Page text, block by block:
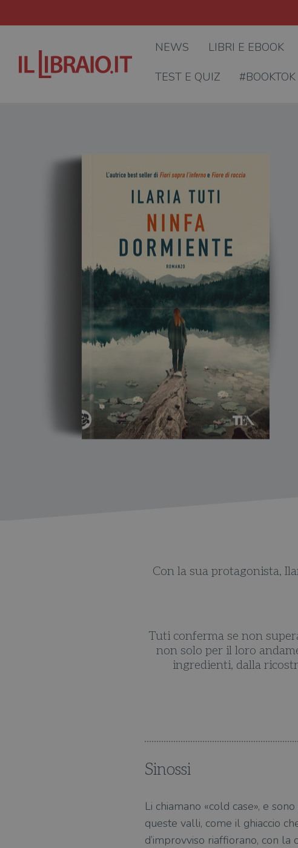
NEWS LIBRI E EBOOK
TEST E QUIZ #BOOKTOK
Con la sua protagonista,
Tuti conferma se non
non solo per il loro
ingredienti, dalla
Sinossi
Li chiamano «cold case», e
queste valli, come il ghiaccio
d’improvviso riaffiorano, con